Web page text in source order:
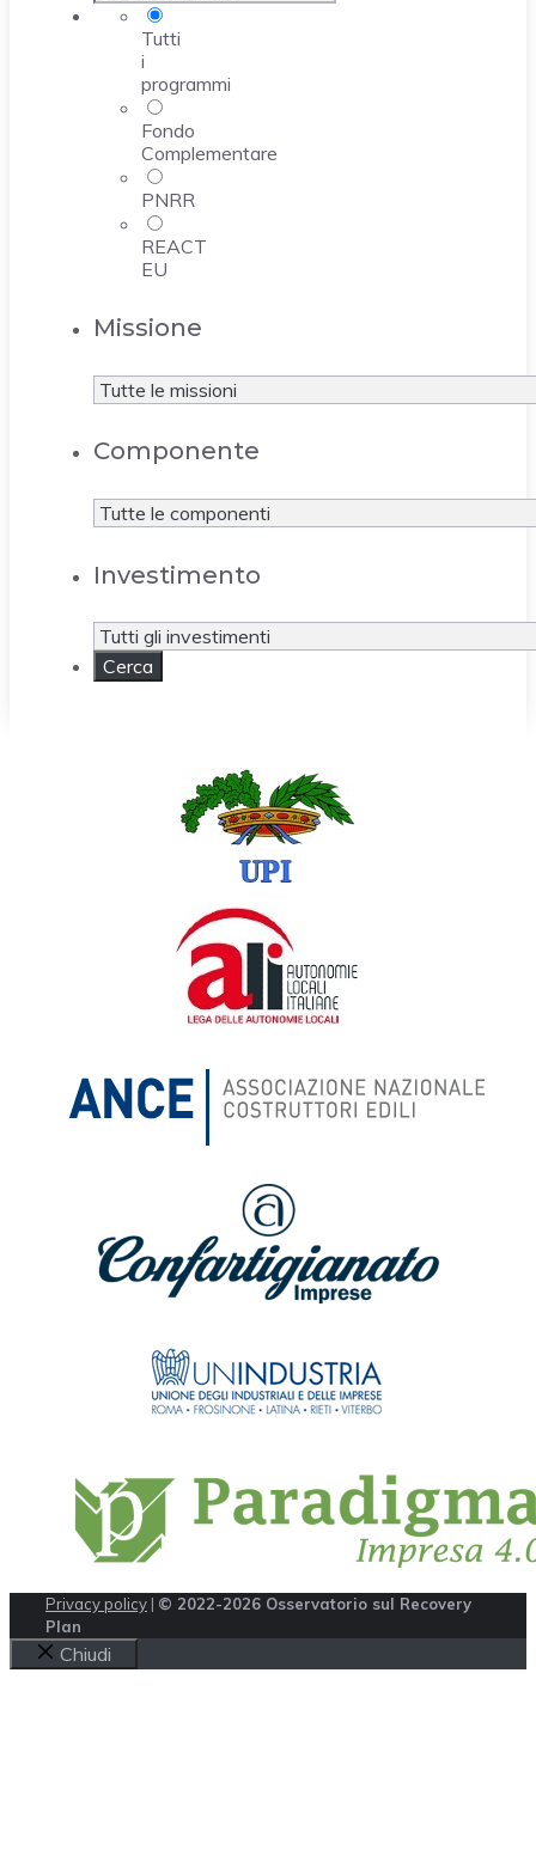
Tutti
i
programmi
Fondo
Complementare
PNRR
REACT
EU
Missione
Componente
Investimento
Privacy policy | © 2022-2026 Osservatorio sul Recovery
Plan
Chiudi